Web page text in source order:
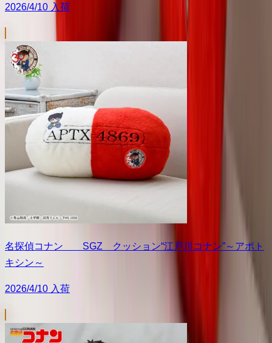
2026/4/10 入荷
名探偵コナン SGZ クッション“江戸川コナン”～アポト
キシン～
2026/4/10 入荷